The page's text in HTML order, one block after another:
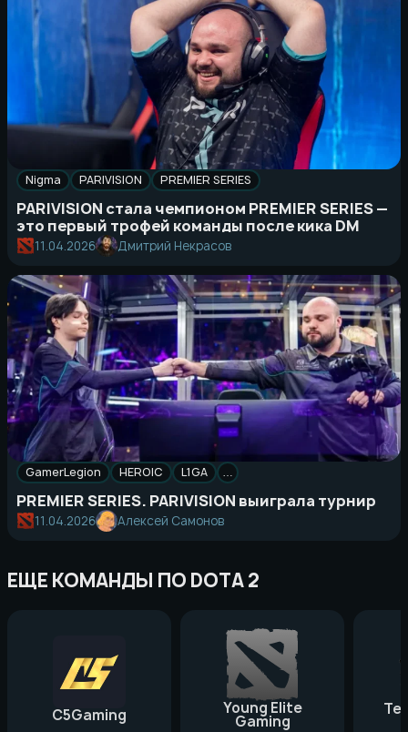
Nigma PARIVISION PREMIER SERIES
PARIVISION стала чемпионом PREMIER SERIES —
это первый трофей команды после кика DM
11.04.2026 Дмитрий Некрасов
GamerLegion HEROIC L1GA …
PREMIER SERIES. PARIVISION выиграла турнир
11.04.2026 Алексей Самонов
ЕЩЕ КОМАНДЫ ПО DOTA 2
C5Gaming Young Elite
Gaming